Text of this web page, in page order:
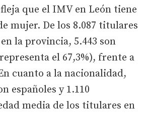
que el IMV en León tiene
mujer. De los 8.087 titulares
la provincia, 5.443 son
el 67,3%), frente a
cuanto a la nacionalidad,
españoles y 1.110
media de los titulares en